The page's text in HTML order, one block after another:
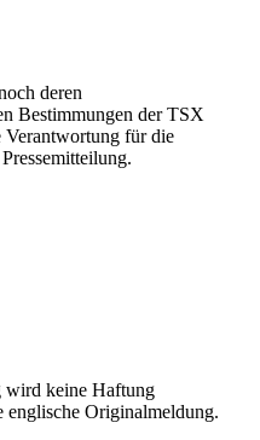
deren
Bestimmungen der TSX
Verantwortung für die
wird keine Haftung
englische Originalmeldung.